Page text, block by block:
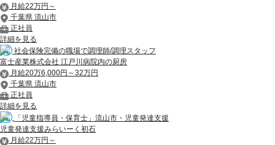
月給22万円～
千葉県 流山市
正社員
詳細を見る
社会保険完備の職場で調理師/調理スタッフ
富士産業株式会社 江戸川病院内の厨房
月給20万6,000円～32万円
千葉県 流山市
正社員
詳細を見る
「児童指導員・保育士」流山市・児童発達支援
児童発達支援みらいーく初石
月給22万円～